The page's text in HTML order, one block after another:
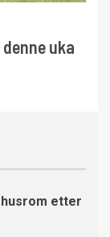
uka
husrom etter